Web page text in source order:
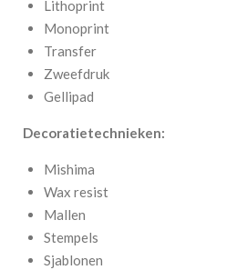
Lithoprint
Monoprint
Transfer
Zweefdruk
Gellipad
Decoratietechnieken:
Mishima
Wax resist
Mallen
Stempels
Sjablonen